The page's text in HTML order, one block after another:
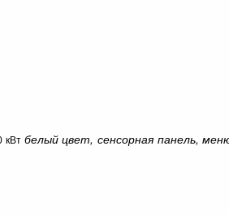
кВт белый цвет, сенсорная панель,